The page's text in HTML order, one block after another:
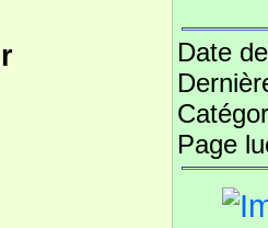
Date
Page